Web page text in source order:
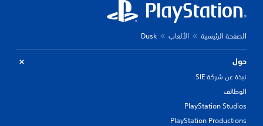
الصفحة الرئيسية الألعاب Dusk
حول
نبذة عن شركة SIE
الوظائف
PlayStation Studios
PlayStation Productions